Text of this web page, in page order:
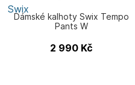
Swix
Dámské kalhoty Swix Tempo
Pants W
2 990 Kč